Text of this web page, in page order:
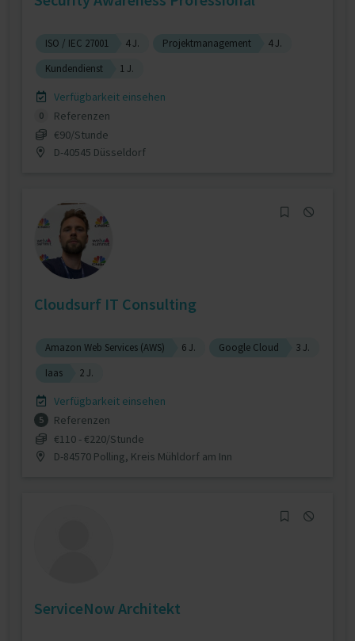
ISO / IEC 27001 4 J. Projektmanagement
4 J.
Kundendienst
1 J.
Verfügbarkeit einsehen
0
Referenzen
€90/Stunde
D-40545 Düsseldorf
Cloudsurf IT Consulting
Amazon Web Services (AWS) 6 J. Google Cloud
3 J.
Iaas
2 J.
Verfügbarkeit einsehen
5
Referenzen
€110 - €220/Stunde
D-84570 Polling, Kreis Mühldorf am Inn
ServiceNow Architekt